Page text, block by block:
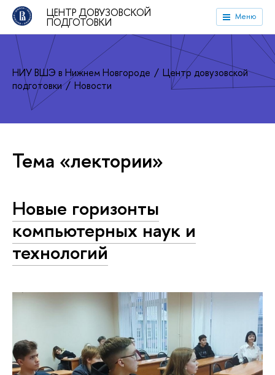
ЦЕНТР ДОВУЗОВСКОЙ
ПОДГОТОВКИ Меню
НИУ ВШЭ в Нижнем Новгороде
Центр довузовской
подготовки
Новости
Тема «лектории»
Новые горизонты
компьютерных наук и
технологий